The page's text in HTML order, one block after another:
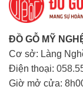
ĐỒ GỖ MỸ
Cơ sở: Làng
Điện thoại:
Giờ mở cửa: